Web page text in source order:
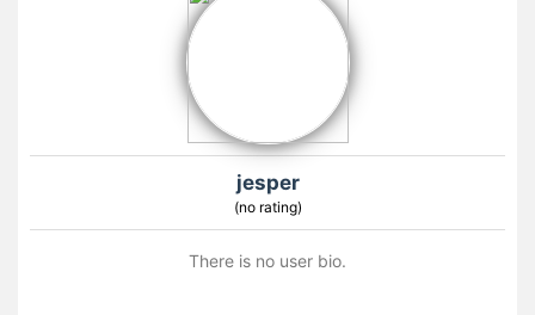
jesper
(no rating)
There is no user bio.